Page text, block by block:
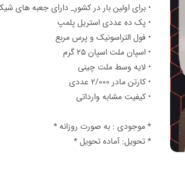
• برای اولین بار در کشور_ دارای جعبه های
• پک ده عددی استریل پلمپ
• فول التراسونیک و پرس مربع
• اسپان ملت اسپان 25 گرم
• لایه وسط ملت چینی
• کارتن مادر 2/000 عددی
• کیفیت مشابه وارداتی
* موجودی : به صورت روزانه *
* تحویل: آماده تحویل *